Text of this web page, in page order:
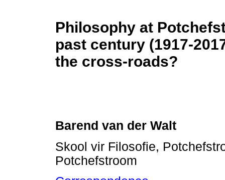
Philosophy at
past century (1917-
the cross-roads?
Barend van der Walt
Skool vir Filosofie,
Potchefstroom